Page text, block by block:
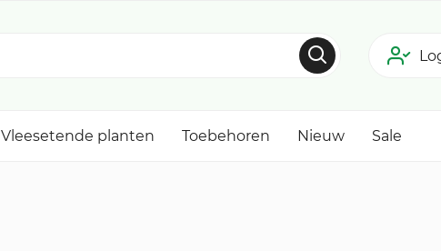
Vleesetende planten Toebehoren Nieuw Sale